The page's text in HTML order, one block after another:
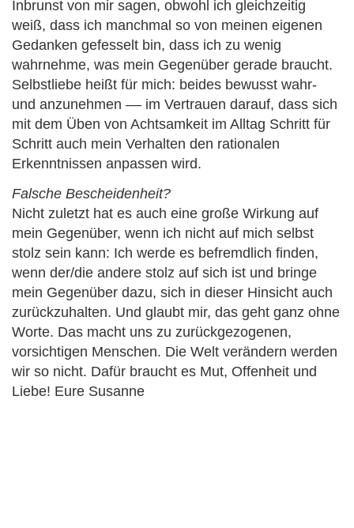
Inbrunst von mir sagen, obwohl ich gleichzeitig
weiß, dass ich manchmal so von meinen eigenen
Gedanken gefesselt bin, dass ich zu wenig
wahrnehme, was mein Gegenüber gerade braucht.
Selbstliebe heißt für mich: beides bewusst wahr-
und anzunehmen –– im Vertrauen darauf, dass sich
mit dem Üben von Achtsamkeit im Alltag Schritt für
Schritt auch mein Verhalten den rationalen
Erkenntnissen anpassen wird.
Falsche Bescheidenheit?
Nicht zuletzt hat es auch eine große Wirkung auf
mein Gegenüber, wenn ich nicht auf mich selbst
stolz sein kann: Ich werde es befremdlich finden,
wenn der/die andere stolz auf sich ist und bringe
mein Gegenüber dazu, sich in dieser Hinsicht auch
zurückzuhalten. Und glaubt mir, das geht ganz ohne
Worte. Das macht uns zu zurückgezogenen,
vorsichtigen Menschen. Die Welt verändern werden
wir so nicht. Dafür braucht es Mut, Offenheit und
Liebe! Eure Susanne